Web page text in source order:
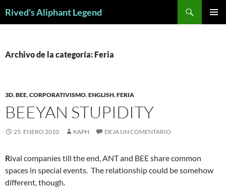
Rived's Aliphant Legend
Archivo de la categoría: Feria
3D,BEE,CORPORATIVISMO,ENGLISH,FERIA
BEEYAN STUPIDITY
25. ENERO 2010 KAPH DEJA UN COMENTARIO
Rival companies till the end, ANT and BEE share common
spaces in special events. The relationship could be somehow
different, though.